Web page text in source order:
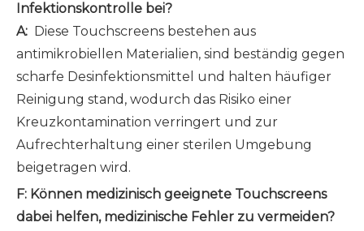
Infektionskontrolle bei?
A: Diese Touchscreens bestehen aus
antimikrobiellen Materialien, sind beständig gegen
scharfe Desinfektionsmittel und halten häufiger
Reinigung stand, wodurch das Risiko einer
Kreuzkontamination verringert und zur
Aufrechterhaltung einer sterilen Umgebung
beigetragen wird.
F: Können medizinisch geeignete Touchscreens
dabei helfen, medizinische Fehler zu vermeiden?